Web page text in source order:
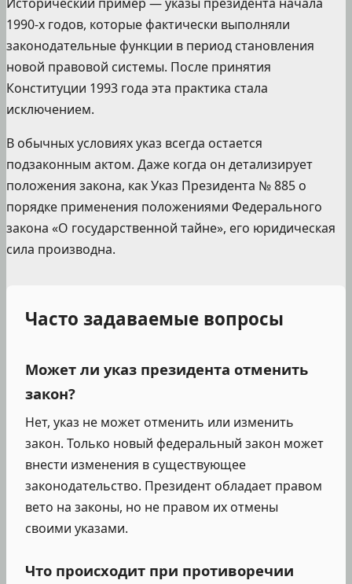
1990-х годов, которые фактически выполняли
законодательные функции в период становления
новой правовой системы. После принятия
Конституции 1993 года эта практика стала
исключением.
В обычных условиях указ всегда остается
подзаконным актом. Даже когда он детализирует
положения закона, как Указ Президента № 885 о
порядке применения положениями Федерального
закона «О государственной тайне», его юридическая
сила производна.
Часто задаваемые вопросы
Может ли указ президента отменить
закон?
Нет, указ не может отменить или изменить
закон. Только новый федеральный закон может
внести изменения в существующее
законодательство. Президент обладает правом
вето на законы, но не правом их отмены
своими указами.
Что происходит при противоречии